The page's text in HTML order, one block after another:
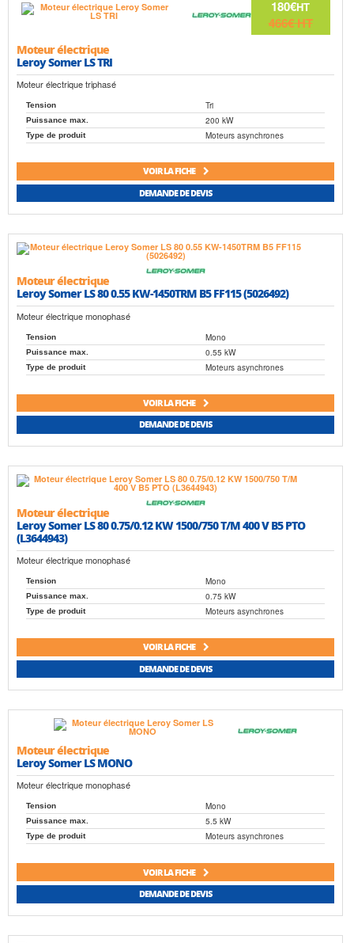
180€HT
466€HT
Moteur électrique
Leroy Somer LS TRI
Moteur électrique triphasé
Tension Tri
Puissance max. 200 kW
Type de produit Moteurs asynchrones
VOIR LA FICHE
DEMANDE DE DEVIS
Moteur électrique
Leroy Somer LS 80 0.55 KW-1450TRM B5 FF115 (5026492)
Moteur électrique monophasé
Tension Mono
Puissance max. 0.55 kW
Type de produit Moteurs asynchrones
VOIR LA FICHE
DEMANDE DE DEVIS
Moteur électrique
Leroy Somer LS 80 0.75/0.12 KW 1500/750 T/M 400 V B5 PTO
(L3644943)
Moteur électrique monophasé
Tension Mono
Puissance max. 0.75 kW
Type de produit Moteurs asynchrones
VOIR LA FICHE
DEMANDE DE DEVIS
Moteur électrique
Leroy Somer LS MONO
Moteur électrique monophasé
Tension Mono
Puissance max. 5.5 kW
Type de produit Moteurs asynchrones
VOIR LA FICHE
DEMANDE DE DEVIS